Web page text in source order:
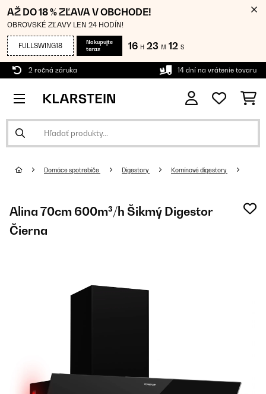
AŽ DO 18 % ZĽAVA V OBCHODE!
OBROVSKÉ ZĽAVY LEN 24 HODÍN!
FULLSWING18
Nakupujte
teraz
16 H 23 M 11 S
2 ročná záruka 14 dní na vrátenie tovaru
Domáce spotrebiče Digestory Komínové digestory
Alina 70cm 600m³/h Šikmý Digestor
Čierna